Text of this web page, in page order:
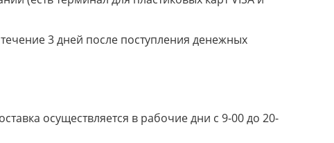
3 дней после поступления денежных
осуществляется в рабочие дни с 9-00 до 20-